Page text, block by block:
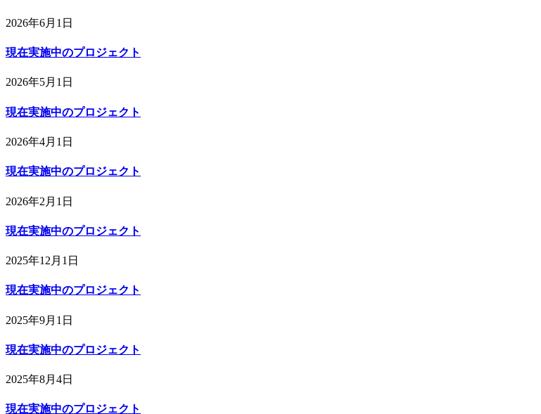
2026年6月1日
現在実施中のプロジェクト
2026年5月1日
現在実施中のプロジェクト
2026年4月1日
現在実施中のプロジェクト
2026年2月1日
現在実施中のプロジェクト
2025年12月1日
現在実施中のプロジェクト
2025年9月1日
現在実施中のプロジェクト
2025年8月4日
現在実施中のプロジェクト